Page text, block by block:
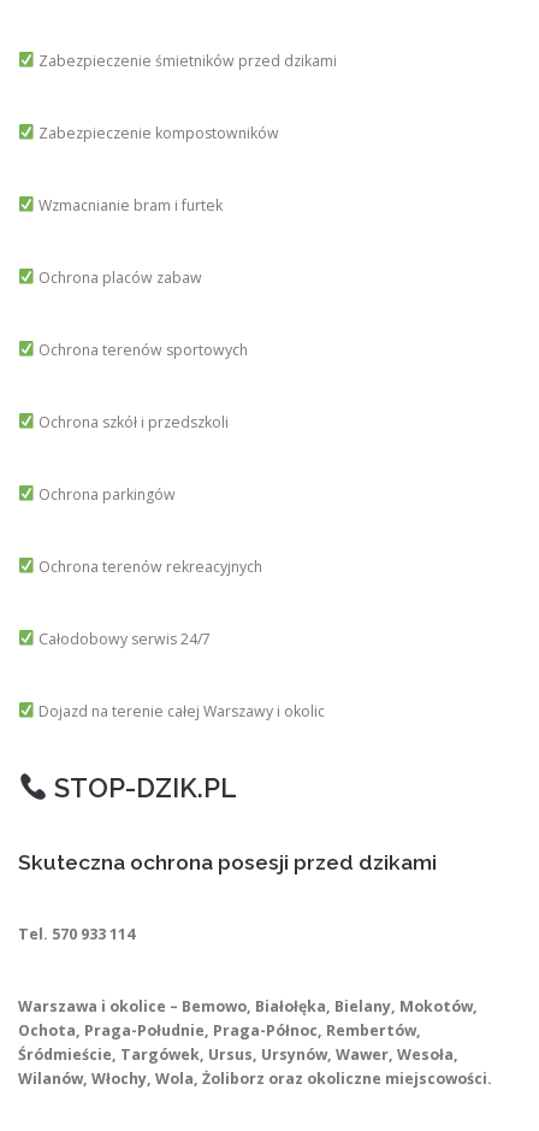
Zabezpieczenie śmietników przed dzikami
Zabezpieczenie kompostowników
Wzmacnianie bram i furtek
Ochrona placów zabaw
Ochrona terenów sportowych
Ochrona szkół i przedszkoli
Ochrona parkingów
Ochrona terenów rekreacyjnych
Całodobowy serwis 24/7
Dojazd na terenie całej Warszawy i okolic
STOP-DZIK.PL
Skuteczna ochrona posesji przed dzikami
Tel. 570 933 114
Warszawa i okolice – Bemowo, Białołęka, Bielany, Mokotów,
Ochota, Praga-Południe, Praga-Północ, Rembertów,
Śródmieście, Targówek, Ursus, Ursynów, Wawer, Wesoła,
Wilanów, Włochy, Wola, Żoliborz oraz okoliczne miejscowości.